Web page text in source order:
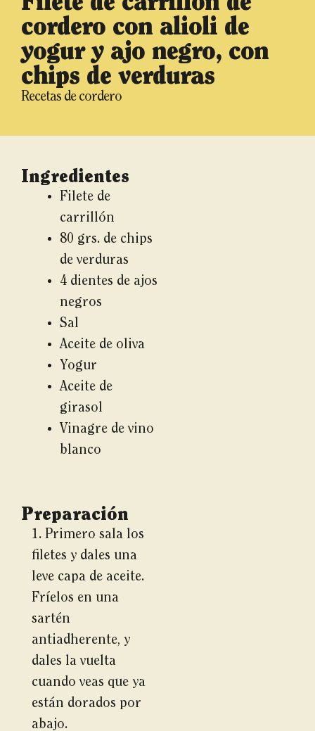
cordero con alioli de
yogur y ajo negro, con
chips de verduras
Recetas de cordero
Ingredientes
Filete de
carrillón
80 grs. de chips
de verduras
4 dientes de ajos
negros
Sal
Aceite de oliva
Yogur
Aceite de
girasol
Vinagre de vino
blanco
Preparación
1. Primero sala los
filetes y dales una
leve capa de aceite.
Fríelos en una
sartén
antiadherente, y
dales la vuelta
cuando veas que ya
están dorados por
abajo.